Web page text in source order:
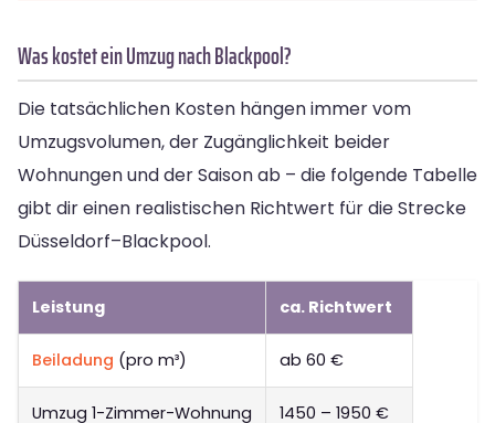
Was kostet ein Umzug nach Blackpool?
Die tatsächlichen Kosten hängen immer vom
Umzugsvolumen, der Zugänglichkeit beider
Wohnungen und der Saison ab – die folgende Tabelle
gibt dir einen realistischen Richtwert für die Strecke
Düsseldorf–Blackpool.
Leistung ca. Richtwert
Beiladung (pro m³) ab 60 €
Umzug 1-Zimmer-Wohnung 1450 – 1950 €